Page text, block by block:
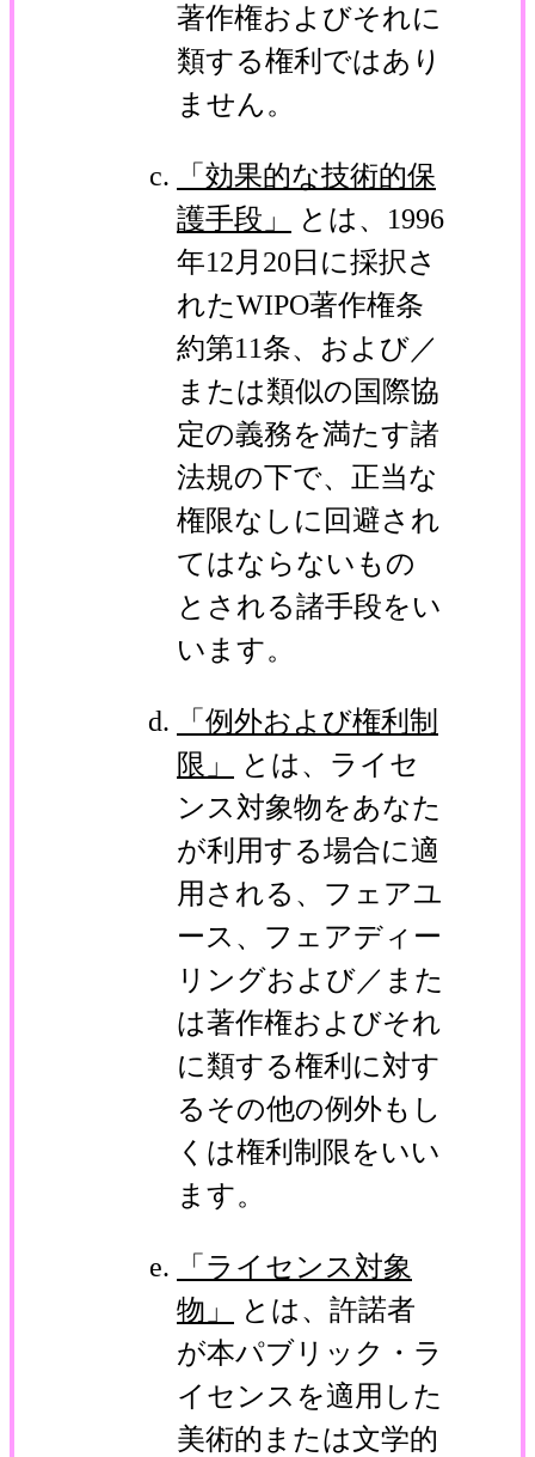
著作権およびそれに
類する権利ではあり
ません。
「効果的な技術的保
護手段」
とは、1996
年12月20日に採択さ
れたWIPO著作権条
約第11条、および／
または類似の国際協
定の義務を満たす諸
法規の下で、正当な
権限なしに回避され
てはならないもの
とされる諸手段をい
います。
「例外および権利制
限」
とは、ライセ
ンス対象物をあなた
が利用する場合に適
用される、フェアユ
ース、フェアディー
リングおよび／また
は著作権およびそれ
に類する権利に対す
るその他の例外もし
くは権利制限をいい
ます。
「ライセンス対象
物」
とは、許諾者
が本パブリック・ラ
イセンスを適用した
美術的または文学的